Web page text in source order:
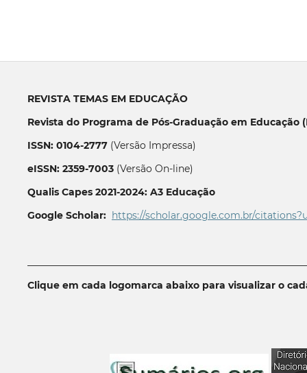
REVISTA TEMAS EM EDUCAÇÃO
Revista do Programa de Pós-Graduação em Educação
ISSN: 0104-2777(Versão Impressa)
eISSN: 2359-7003(Versão On-line)
Qualis Capes 2021-2024: A3 Educação
Google Scholar: https://scholar.google.com.br/
Clique em cada logomarca abaixo para visualizar o